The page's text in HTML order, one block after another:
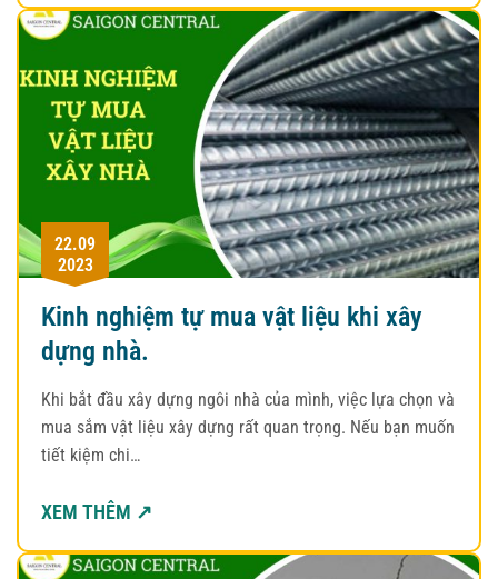
22.09
2023
Kinh nghiệm tự mua vật liệu khi xây
dựng nhà.
Khi bắt đầu xây dựng ngôi nhà của mình, việc lựa chọn và
mua sắm vật liệu xây dựng rất quan trọng. Nếu bạn muốn
tiết kiệm chi…
XEM THÊM ↗